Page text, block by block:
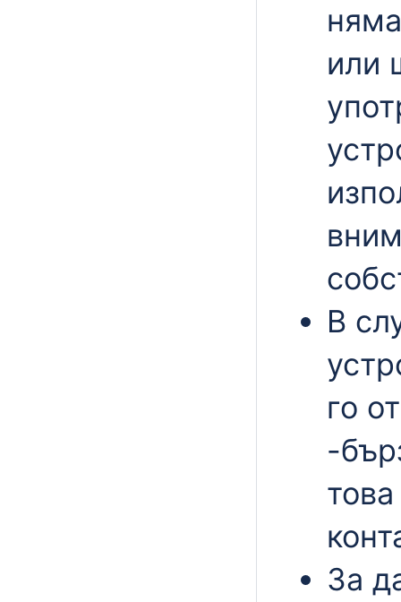
или
В
го
-
За